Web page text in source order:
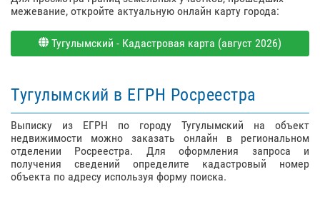
межевание, откройте актуальную онлайн карту города:
Тугулымский - Кадастровая карта (август 2026)
Тугулымский в ЕГРН Росреестра
Выписку из ЕГРН по городу Тугулымский на объект
недвижимости можно заказать онлайн в региональном
отделении Росреестра. Для оформления запроса и
получения сведений определите кадастровый номер
объекта по адресу используя форму поиска.